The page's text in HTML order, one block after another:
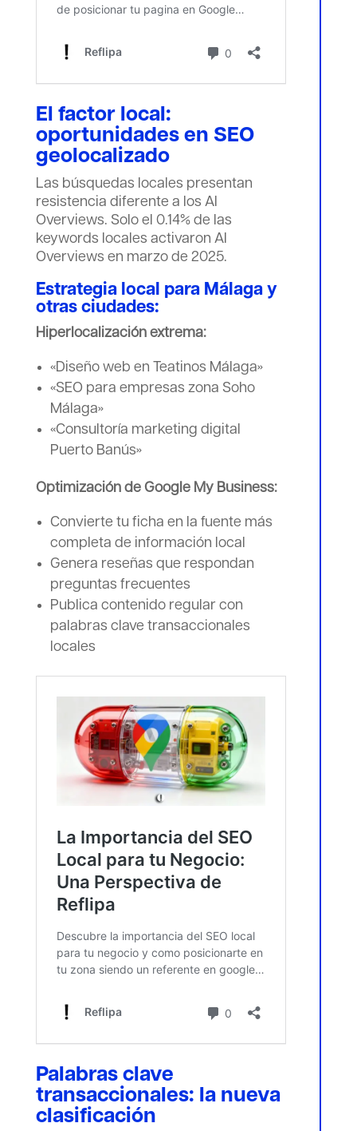
El factor local:
oportunidades en SEO
geolocalizado
Las búsquedas locales presentan
resistencia diferente a los AI
Overviews. Solo el 0.14% de las
keywords locales activaron AI
Overviews en marzo de 2025.
Estrategia local para Málaga y
otras ciudades:
Hiperlocalización extrema:
«Diseño web en Teatinos Málaga»
«SEO para empresas zona Soho
Málaga»
«Consultoría marketing digital
Puerto Banús»
Optimización de Google My Business:
Convierte tu ficha en la fuente más
completa de información local
Genera reseñas que respondan
preguntas frecuentes
Publica contenido regular con
palabras clave transaccionales
locales
Palabras clave
transaccionales: la nueva
clasificación